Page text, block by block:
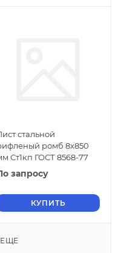
стальной
ромб 8х850
Ст1кп ГОСТ 8568-77
запросу
КУПИТЬ